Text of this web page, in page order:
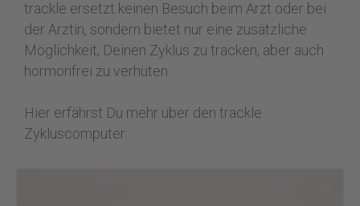
trackle ersetzt keinen Besuch beim Arzt oder bei
der Ärztin, sondern bietet nur eine zusätzliche
Möglichkeit, Deinen Zyklus zu tracken, aber auch
hormonfrei zu verhüten.
Hier erfährst Du mehr über den trackle
Zykluscomputer: